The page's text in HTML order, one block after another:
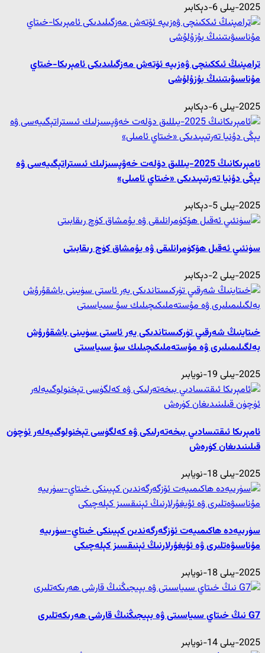
2025-يىلى 6-دېكابىر
ترامپنىڭ ئىككىنچى ۋەزىپە ئۆتەش مەزگىلىدىكى ئامېرىكا-خىتاي
مۇناسىۋىتىنىڭ بۇزۇلۇشى
2025-يىلى 6-دېكابىر
ئامېرىكانىڭ 2025-يىللىق دۆلەت خەۋپسىزلىك ئىستراتېگىيەسى ۋە
يېڭى دۇنيا تەرتىپىدىكى «خىتاي ئامىلى»
2025-يىلى 5-دېكابىر
سۈنئىي ئەقىل ھۆكۈمرانلىقى ۋە يۇمشاق كۈچ رىقابىتى
2025-يىلى 2-دېكابىر
خىتاينىڭ شەرقىي تۈركىستاندىكى يەر ئاستى سۈيىنى باشقۇرۇش
بەلگىلىمىلىرى ۋە مۇستەملىكىچىلىك سۇ سىياسىتى
2025-يىلى 19-نويابىر
ئامېرىكا ئىقتىسادىي بىخەتەرلىكى ۋە كەلگۈسى تېخنولوگىيەلەر ئۈچۈن
قىلىنىدىغان كۈرەش
2025-يىلى 18-نويابىر
سۈرىيەدە ھاكىمىيەت ئۆزگەرگەندىن كېيىنكى خىتاي-سۈرىيە
مۇناسىۋەتلىرى ۋە ئۇيغۇرلارنىڭ ئېنىقسىز كېلەچىكى
2025-يىلى 18-نويابىر
G7 نىڭ خىتاي سىياسىتى ۋە بېيجىڭنىڭ قارشى ھەرىكەتلىرى
2025-يىلى 14-نويابىر